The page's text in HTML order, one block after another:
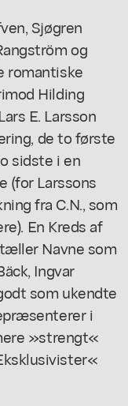
Sjøgren
og
romantiske
Hilding
E. Larsson
de to første
sidste i en
(for Larssons
fra C.N., som
En Kreds af
Navne som
Ingvar
som ukendte
i
»strengt«